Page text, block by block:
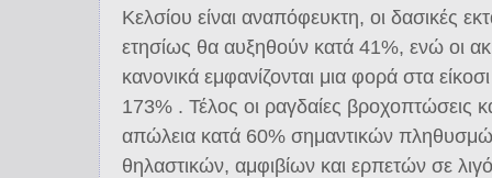
Κελσίου είναι αναπόφευκτη, οι δασικές
ετησίως θα αυξηθούν κατά 41%, ενώ οι
κανονικά εμφανίζονται μια φορά στα
173% . Τέλος οι ραγδαίες βροχοπτώσεις
απώλεια κατά 60% σημαντικών
θηλαστικών, αμφιβίων και ερπετών σε